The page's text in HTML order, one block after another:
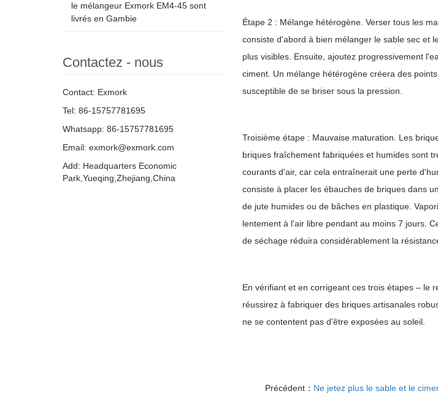
Étape 2 : Mélange hétérogène. Verser tous les
consiste d'abord à bien mélanger le sable sec et
plus visibles. Ensuite, ajoutez progressivement
ciment. Un mélange hétérogène créera des
susceptible de se briser sous la pression.
Troisième étape : Mauvaise maturation. Les
briques fraîchement fabriquées et humides sont
courants d'air, car cela entraînerait une perte
consiste à placer les ébauches de briques dans
de jute humides ou de bâches en plastique.
lentement à l'air libre pendant au moins 7 jours.
de séchage réduira considérablement la
En vérifiant et en corrigeant ces trois étapes – le
réussirez à fabriquer des briques artisanales
ne se contentent pas d'être exposées au soleil.
Précédent： Ne jetez plus le sable et le
le mélangeur Exmork EM4-45 sont
livrés en Gambie
Contactez - nous
Contact: Exmork
Tel: 86-15757781695
Whatsapp: 86-15757781695
Email: exmork@exmork.com
Add: Headquarters Economic
Park,Yueqing,Zhejiang,China